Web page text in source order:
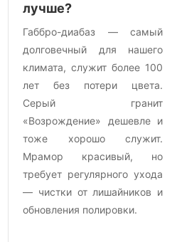
лучше?
Габбро-диабаз — самый
долговечный для нашего
климата, служит более 100
лет без потери цвета.
Серый гранит
«Возрождение» дешевле и
тоже хорошо служит.
Мрамор красивый, но
требует регулярного ухода
— чистки от лишайников и
обновления полировки.